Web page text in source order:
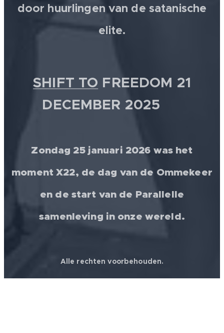
door huurlingen van de satanische
elite.
SHIFT TO FREEDOM 21
DECEMBER 2025 💫
Zondag 25 januari 2026 was het
moment X22, de dag van de Ommekeer
en de start van de Parallelle
samenleving in onze wereld.
Alle rechten voorbehouden.